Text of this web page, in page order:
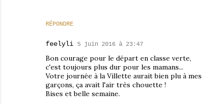
RÉPONDRE
feelyli 5 juin 2016 à 23:47
Bon courage pour le départ en classe verte,
c'est toujours plus dur pour les mamans...
Votre journée à la Villette aurait bien plu à mes
garçons, ça avait l'air très chouette !
Bises et belle semaine.